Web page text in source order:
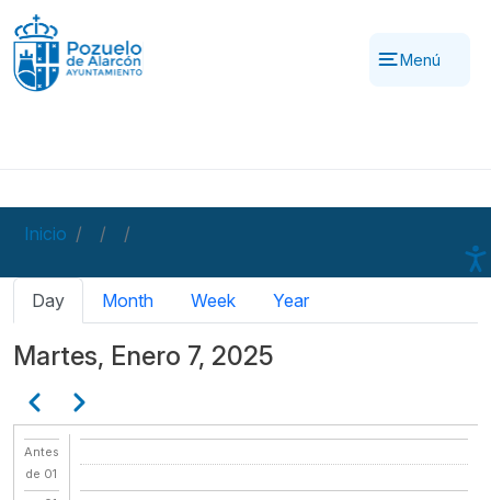
Pasar al contenido principal
Menú
Inicio
Solapas principales
Day Month Week Year
Martes, Enero 7, 2025
Paginación
AnteriorSiguiente
Antes
de 01